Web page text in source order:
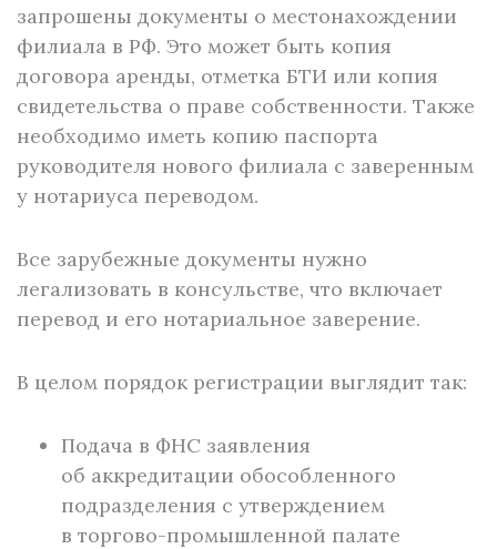
запрошены документы о местонахождении
филиала в РФ. Это может быть копия
договора аренды, отметка БТИ или копия
свидетельства о праве собственности. Также
необходимо иметь копию паспорта
руководителя нового филиала с заверенным
у нотариуса переводом.
Все зарубежные документы нужно
легализовать в консульстве, что включает
перевод и его нотариальное заверение.
В целом порядок регистрации выглядит так:
Подача в ФНС заявления
об аккредитации обособленного
подразделения с утверждением
в торгово-промышленной палате